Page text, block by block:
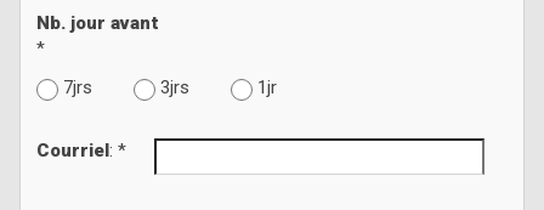
Nb. jour avant
*
7jrs
3jrs 1jr
Courriel : *